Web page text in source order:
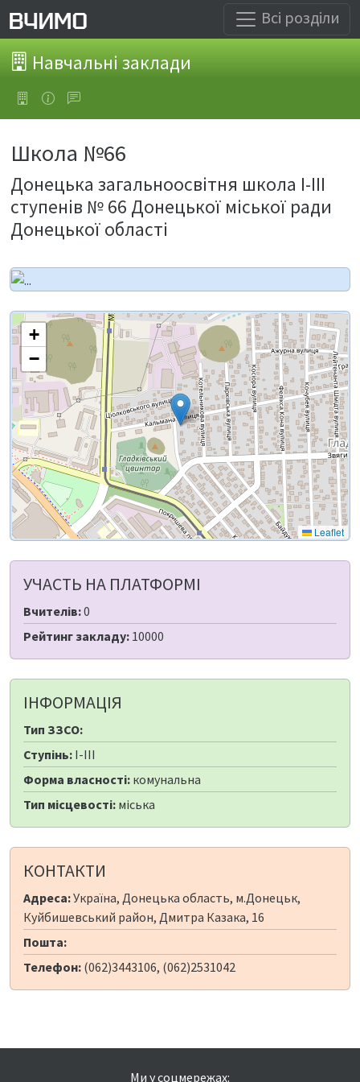
Всі розділи
Навчальні заклади
Школа №66
Донецька загальноосвітня школа I-III
ступенів № 66 Донецької міської ради
Донецької області
+
−
Leaflet
УЧАСТЬ НА ПЛАТФОРМІ
Вчителів:0
Рейтинг закладу: 10000
ІНФОРМАЦІЯ
Тип ЗЗСО:
Ступінь: I-III
Форма власності: комунальна
Тип місцевості: міська
КОНТАКТИ
Адреса:Україна, Донецька область, м.Донецьк,
Куйбишевський район, Дмитра Казака, 16
Пошта:
Телефон: (062)3443106, (062)2531042
Ми у соцмережах: